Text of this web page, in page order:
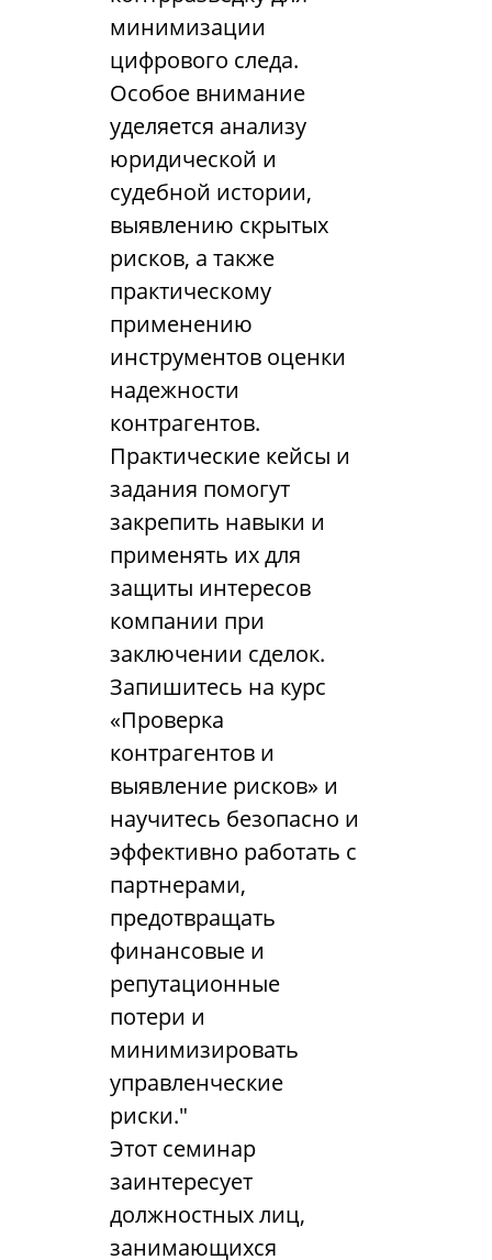
минимизации
цифрового следа.
Особое внимание
уделяется анализу
юридической и
судебной истории,
выявлению скрытых
рисков, а также
практическому
применению
инструментов оценки
надежности
контрагентов.
Практические кейсы и
задания помогут
закрепить навыки и
применять их для
защиты интересов
компании при
заключении сделок.
Запишитесь на курс
«Проверка
контрагентов и
выявление рисков» и
научитесь безопасно и
эффективно работать с
партнерами,
предотвращать
финансовые и
репутационные
потери и
минимизировать
управленческие
риски."
Этот семинар
заинтересует
должностных лиц,
занимающихся